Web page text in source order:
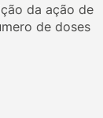
da ação de
de doses